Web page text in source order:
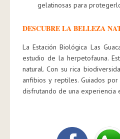
gelatinosas para
DESCUBRE LA BELLEZA
La Estación Biológica Las
estudio de la herpetofauna.
natural. Con su rica
anfibios y reptiles. Guiados
disfrutando de una experiencia